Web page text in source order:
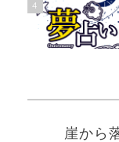
4
崖から